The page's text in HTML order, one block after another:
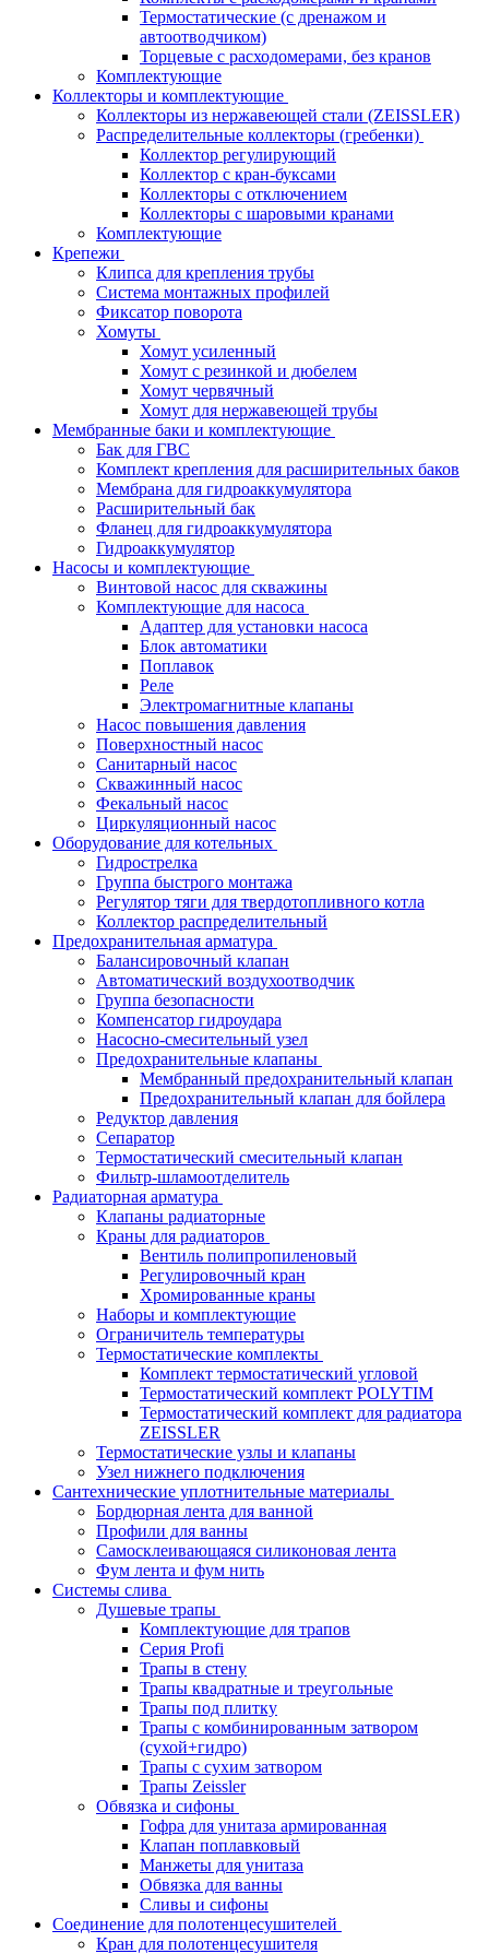
Термостатические (с дренажом и
автоотводчиком)
Торцевые с расходомерами, без кранов
Комплектующие
Коллекторы и комплектующие
Коллекторы из нержавеющей стали (ZEISSLER)
Распределительные коллекторы (гребенки)
Коллектор регулирующий
Коллектор с кран-буксами
Коллекторы с отключением
Коллекторы с шаровыми кранами
Комплектующие
Крепежи
Клипса для крепления трубы
Система монтажных профилей
Фиксатор поворота
Хомуты
Хомут усиленный
Хомут с резинкой и дюбелем
Хомут червячный
Хомут для нержавеющей трубы
Мембранные баки и комплектующие
Бак для ГВС
Комплект крепления для расширительных баков
Мембрана для гидроаккумулятора
Расширительный бак
Фланец для гидроаккумулятора
Гидроаккумулятор
Насосы и комплектующие
Винтовой насос для скважины
Комплектующие для насоса
Адаптер для установки насоса
Блок автоматики
Поплавок
Реле
Электромагнитные клапаны
Насос повышения давления
Поверхностный насос
Санитарный насос
Скважинный насос
Фекальный насос
Циркуляционный насос
Оборудование для котельных
Гидрострелка
Группа быстрого монтажа
Регулятор тяги для твердотопливного котла
Коллектор распределительный
Предохранительная арматура
Балансировочный клапан
Автоматический воздухоотводчик
Группа безопасности
Компенсатор гидроудара
Насосно-смесительный узел
Предохранительные клапаны
Мембранный предохранительный клапан
Предохранительный клапан для бойлера
Редуктор давления
Сепаратор
Термостатический смесительный клапан
Фильтр-шламоотделитель
Радиаторная арматура
Клапаны радиаторные
Краны для радиаторов
Вентиль полипропиленовый
Регулировочный кран
Хромированные краны
Наборы и комплектующие
Ограничитель температуры
Термостатические комплекты
Комплект термостатический угловой
Термостатический комплект POLYTIM
Термостатический комплект для радиатора
ZEISSLER
Термостатические узлы и клапаны
Узел нижнего подключения
Сантехнические уплотнительные материалы
Бордюрная лента для ванной
Профили для ванны
Самосклеивающаяся силиконовая лента
Фум лента и фум нить
Системы слива
Душевые трапы
Комплектующие для трапов
Серия Profi
Трапы в стену
Трапы квадратные и треугольные
Трапы под плитку
Трапы с комбинированным затвором
(сухой+гидро)
Трапы с сухим затвором
Трапы Zeissler
Обвязка и сифоны
Гофра для унитаза армированная
Клапан поплавковый
Манжеты для унитаза
Обвязка для ванны
Сливы и сифоны
Соединение для полотенцесушителей
Кран для полотенцесушителя